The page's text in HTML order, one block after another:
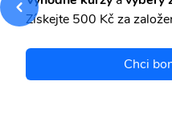
Získejte 500 Kč za
Chci